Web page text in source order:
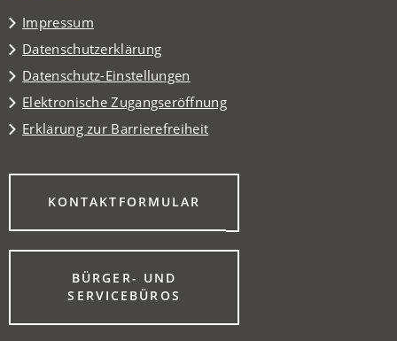
Impressum
Datenschutzerklärung
Datenschutz-Einstellungen
Elektronische Zugangseröffnung
Erklärung zur Barrierefreiheit
KONTAKTFORMULAR
(ÖFFNET
NEUEN
BÜRGER- UND
SERVICEBÜROS
(ÖFFNET
EINEM